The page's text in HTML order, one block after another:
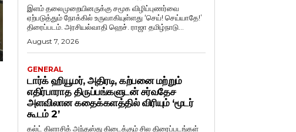
இளம் தலைமுறையினருக்கு சமூக விழிப்புணர்வை
ஏற்படுத்தும் நோக்கில் உருவாகியுள்ளது ‘செய்! செய்யாதே!’
திரைப்படம். அரசியல்வாதி ஹெச். ராஜா தமிழ்நாடு...
August 7, 2026
GENERAL
டார்க் ஹியூமர், அதிரடி, கற்பனை மற்றும்
எதிர்பாராத திருப்பங்களுடன் சர்வதேச
அளவிலான கதைக்களத்தில் விரியும் ‘மூடர்
கூடம் 2’
கல்ட் கிளாசிக் அந்தஸ்து கிடைக்கும் சில திரைப்படங்கள்